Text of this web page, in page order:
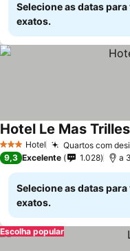
Selecione as datas
exatos.
3 EstrelasHotel Quartos com
Hotel Le Mas Trilles
9,3 Excelente 1.028 a
Selecione as datas
exatos.
Escolha popular